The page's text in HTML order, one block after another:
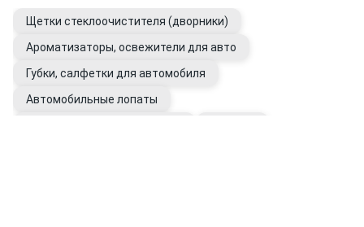
Щетки стеклоочистителя (дворники)
Ароматизаторы, освежители для авто
Губки, салфетки для автомобиля
Автомобильные лопаты